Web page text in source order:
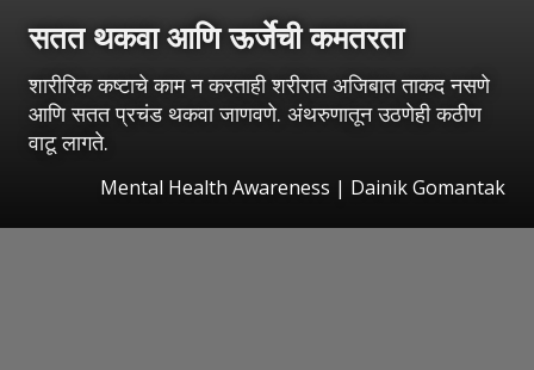
सतत थकवा आणि ऊर्जेची कमतरता
शारीरिक कष्टाचे काम न करताही शरीरात अजिबात ताकद नसणे
आणि सतत प्रचंड थकवा जाणवणे. अंथरुणातून उठणेही कठीण
वाटू लागते.
Mental Health Awareness | Dainik Gomantak